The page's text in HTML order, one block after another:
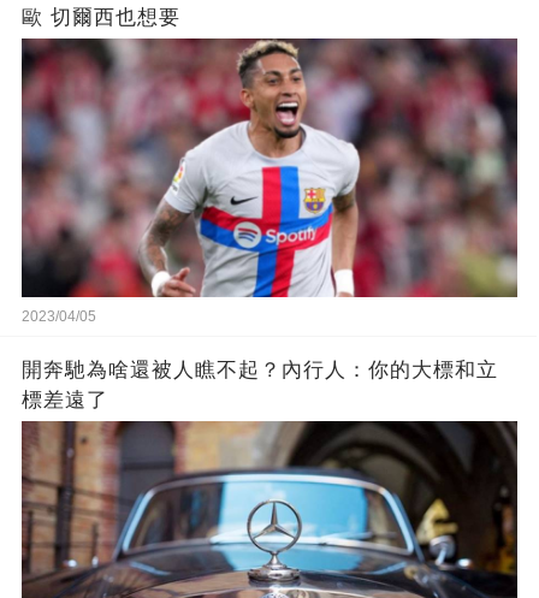
歐 切爾西也想要
2023/04/05
開奔馳為啥還被人瞧不起？內行人：你的大標和立
標差遠了